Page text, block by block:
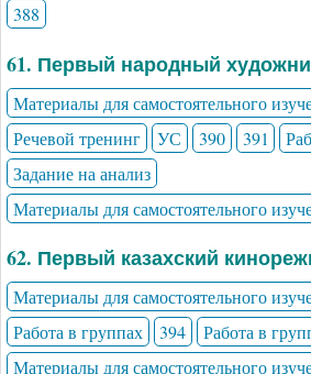
388
61. Первый народный
Материалы для самостоятельного
Речевой тренинг
УС 390 391
Задание на анализ
Материалы для самостоятельного
62. Первый казахский
Материалы для самостоятельного
Работа в группах
394
Работа в
Материалы для самостоятельного